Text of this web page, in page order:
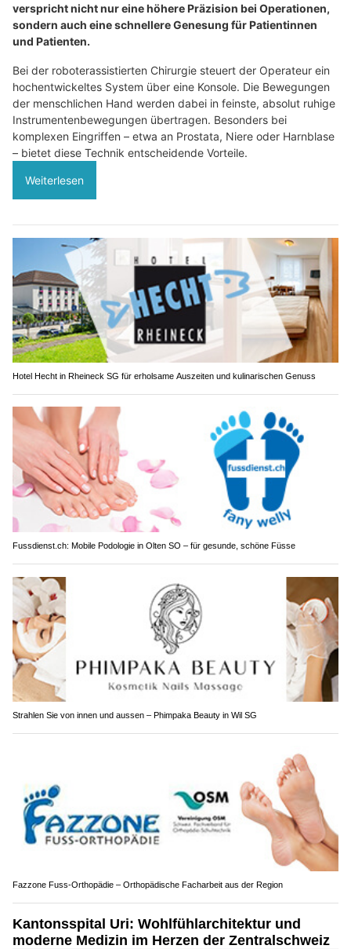
verspricht nicht nur eine höhere Präzision bei Operationen,
sondern auch eine schnellere Genesung für Patientinnen
und Patienten.
Bei der roboterassistierten Chirurgie steuert der Operateur ein
hochentwickeltes System über eine Konsole. Die Bewegungen
der menschlichen Hand werden dabei in feinste, absolut ruhige
Instrumentenbewegungen übertragen. Besonders bei
komplexen Eingriffen – etwa an Prostata, Niere oder Harnblase
– bietet diese Technik entscheidende Vorteile.
Weiterlesen
Hotel Hecht in Rheineck SG für erholsame Auszeiten und kulinarischen Genuss
Fussdienst.ch: Mobile Podologie in Olten SO – für gesunde, schöne Füsse
Strahlen Sie von innen und aussen – Phimpaka Beauty in Wil SG
Fazzone Fuss-Orthopädie – Orthopädische Facharbeit aus der Region
Kantonsspital Uri: Wohlfühlarchitektur und
moderne Medizin im Herzen der Zentralschweiz